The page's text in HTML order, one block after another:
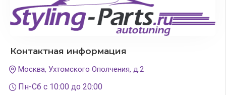
Контактная информация
Москва, Ухтомского Ополчения, д.2
Пн-Сб с 10:00 до 20:00